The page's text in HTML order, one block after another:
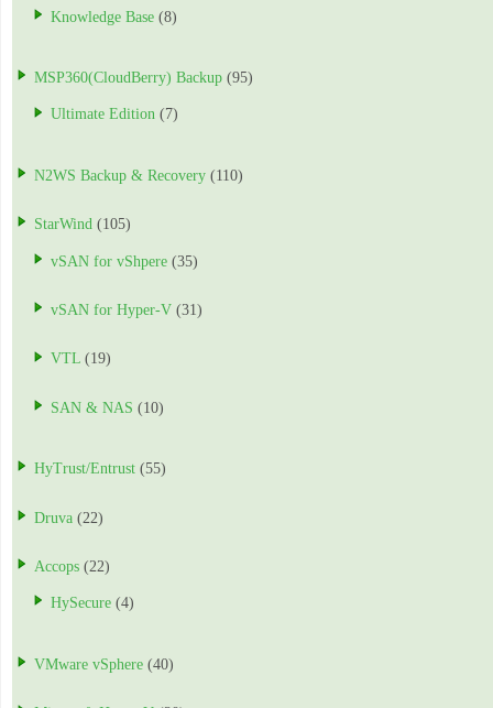
Knowledge Base (8)
MSP360(CloudBerry) Backup (95)
Ultimate Edition (7)
N2WS Backup & Recovery (110)
StarWind (105)
vSAN for vShpere (35)
vSAN for Hyper-V (31)
VTL (19)
SAN & NAS (10)
HyTrust/Entrust (55)
Druva (22)
Accops (22)
HySecure (4)
VMware vSphere (40)